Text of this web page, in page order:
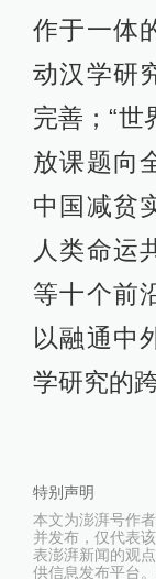
作于一体
动汉学研
完善；“世
放课题向
中国减贫
人类命运
等十个前
以融通中
学研究的
特别声明
本文为澎湃号作
并发布，仅代表
表澎湃新闻的观
供信息发布平台